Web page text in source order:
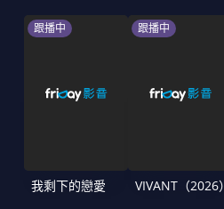
跟播中
我剩下的戀愛
跟播中
VIVANT（2026）